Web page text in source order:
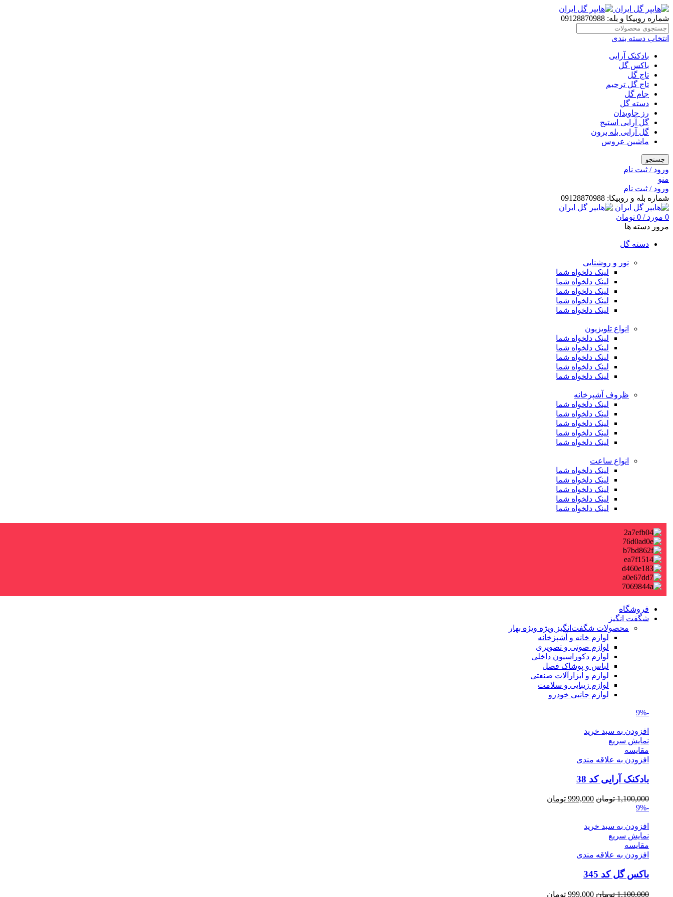
شماره روبیکا و بله: 09128870988
انتخاب دسته بندی
بادکنک آرایی
باکس گل
تاج گل
تاج گل ترحیم
جام گل
دسته گل
رز جاویدان
گل آرایی استیج
گل آرایی بله برون
ماشین عروس
جستجو
ورود / ثبت نام
منو
ورود / ثبت نام
شماره بله و روبیکا: 09128870988
0 مورد /
0 تومان
مرور دسته ها
دسته گل
نور و روشنایی
لینک دلخواه شما
لینک دلخواه شما
لینک دلخواه شما
لینک دلخواه شما
لینک دلخواه شما
انواع تلویزیون
لینک دلخواه شما
لینک دلخواه شما
لینک دلخواه شما
لینک دلخواه شما
لینک دلخواه شما
ظروف آشپرخانه
لینک دلخواه شما
لینک دلخواه شما
لینک دلخواه شما
لینک دلخواه شما
لینک دلخواه شما
انواع ساعت
لینک دلخواه شما
لینک دلخواه شما
لینک دلخواه شما
لینک دلخواه شما
لینک دلخواه شما
فروشگاه
شگفت انگیز
محصولات شگفت‌انگیز ویژه ویژه بهار
لوازم خانه و آشپزخانه
لوازم صوتی و تصویری
لوازم دکوراسیون داخلی
لباس و پوشاک فصل
لوازم و ابزارآلات صنعتی
لوازم زیبایی و سلامت
لوازم جانبی خودرو
-9%
افزودن به سبد خرید
نمایش سریع
مقايسه
افزودن به علاقه مندی
بادکنک آرایی کد 38
1,100,000 تومان Original
1,100,000 تومان.
999,000 تومان
-9%
افزودن به سبد خرید
نمایش سریع
مقايسه
افزودن به علاقه مندی
باکس گل کد 345
1,100,000 تومان Original
999,000 تومان